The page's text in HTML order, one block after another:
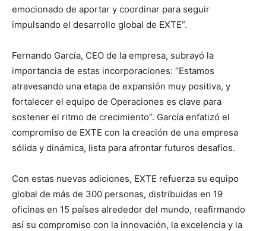
emocionado de aportar y coordinar para seguir
impulsando el desarrollo global de EXTE”.
Fernando García, CEO de la empresa, subrayó la
importancia de estas incorporaciones: “Estamos
atravesando una etapa de expansión muy positiva, y
fortalecer el equipo de Operaciones es clave para
sostener el ritmo de crecimiento”. García enfatizó el
compromiso de EXTE con la creación de una empresa
sólida y dinámica, lista para afrontar futuros desafíos.
Con estas nuevas adiciones, EXTE refuerza su equipo
global de más de 300 personas, distribuidas en 19
oficinas en 15 países alrededor del mundo, reafirmando
así su compromiso con la innovación, la excelencia y la